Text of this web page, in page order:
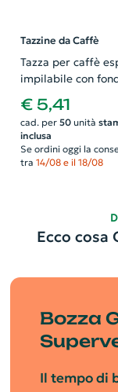
Tazzine da Caffè
Tazza per caffè
impilabile con
argilla finitura
confezione regalo in
cartone riciclato
da 130ml
€ 5,41
cad. per 50unità
inclusa
Se ordini oggi la
tra 14/08 e il 18/08
Ecco cosa
Bozza
Il tempo di